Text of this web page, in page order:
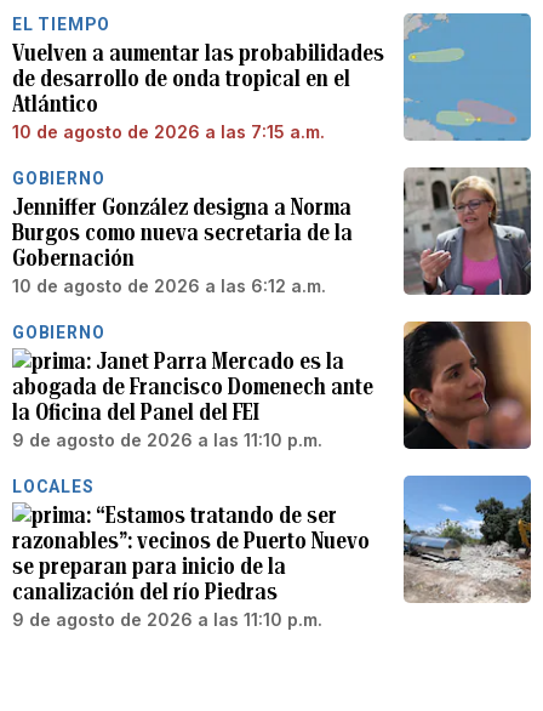
EL TIEMPO
Vuelven a aumentar las probabilidades
de desarrollo de onda tropical en el
Atlántico
10 de agosto de 2026 a las 7:15 a.m.
GOBIERNO
Jenniffer González designa a Norma
Burgos como nueva secretaria de la
Gobernación
10 de agosto de 2026 a las 6:12 a.m.
GOBIERNO
Janet Parra Mercado es la
abogada de Francisco Domenech ante
la Oficina del Panel del FEI
9 de agosto de 2026 a las 11:10 p.m.
LOCALES
“Estamos tratando de ser
razonables”: vecinos de Puerto Nuevo
se preparan para inicio de la
canalización del río Piedras
9 de agosto de 2026 a las 11:10 p.m.